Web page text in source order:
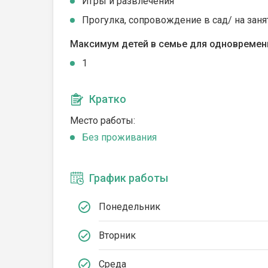
Прогулка, сопровождение в сад/ на
Максимум детей в семье для
1
Кратко
Место работы:
Без проживания
График работы
Понедельник
Вторник
Среда